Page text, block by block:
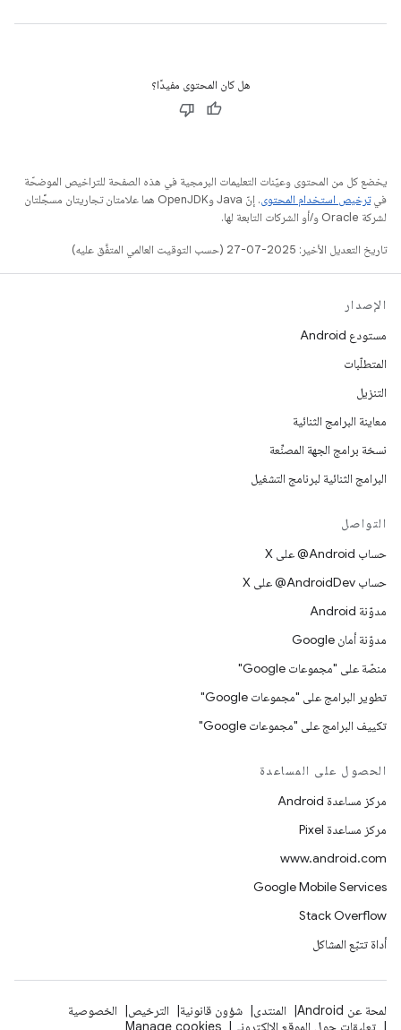
هل كان المحتوى مفيدًا؟
يخضع كل من المحتوى وعيّنات التعليمات البرمجية في هذه الصفحة للتراخيص الموضحّة
فيترخيص استخدام المحتوى
. إنّ Java وOpenJDK هما علامتان تجاريتان مسجَّلتان
لشركة Oracle و/أو الشركات التابعة لها.
تاريخ التعديل الأخير: 2025-07-27 (حسب التوقيت العالمي المتفَّق عليه)
الإصدار
مستودع Android
المتطلّبات
التنزيل
معاينة البرامج الثنائية
نسخة برامج الجهة المصنِّعة
البرامج الثنائية لبرنامج التشغيل
التواصل
حساب ‎@Android على X
حساب ‎@AndroidDev على X
مدوّنة Android
مدوّنة أمان Google
منصّة على "مجموعات Google"
تطوير البرامج على "مجموعات Google"
تكييف البرامج على "مجموعات Google"
الحصول على المساعدة
مركز مساعدة Android
مركز مساعدة Pixel
www.android.com
Google Mobile Services
Stack Overflow
أداة تتبّع المشاكل
لمحة عن Android المنتدى شؤون قانونية الترخيص
الخصوصية
تعليقات حول الموقع الإلكتروني
Manage cookies